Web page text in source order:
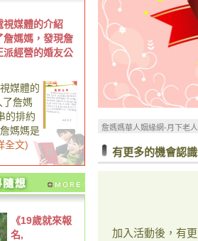
視媒體的介紹
詹媽媽，發現詹
派經營的婚友公
媒體的
了詹媽
的排約
媽媽是
全文)
《19歲就來報
名,
詹媽媽華人姻緣網-月下老
有更多的機會認
加入活動後，有